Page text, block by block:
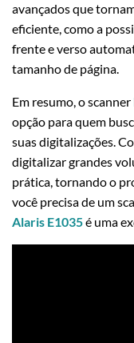
avançados que
eficiente, como a
frente e verso
tamanho de página.
Em resumo, o scanner
opção para quem
suas digitalizações.
digitalizar grandes
prática, tornando o
você precisa de um
Alaris E1035é uma